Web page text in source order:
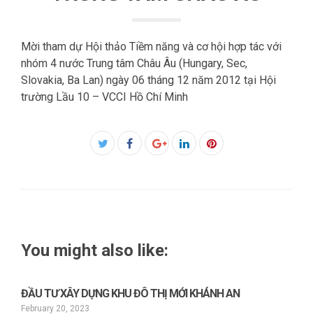
Mời tham dự Hội thảo Tiềm năng và cơ hội hợp tác với
nhóm 4 nước Trung tâm Châu Âu (Hungary, Sec,
Slovakia, Ba Lan) ngày 06 tháng 12 năm 2012 tại Hội
trường Lầu 10 – VCCI Hồ Chí Minh
Facebook
You might also like:
ĐẦU TƯ XÂY DỰNG KHU ĐÔ THỊ MỚI KHÁNH AN
February 20, 2023